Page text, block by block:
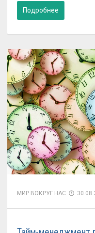
Подробнее
МИР ВОКРУГ НАС